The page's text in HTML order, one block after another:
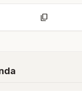
content_copy